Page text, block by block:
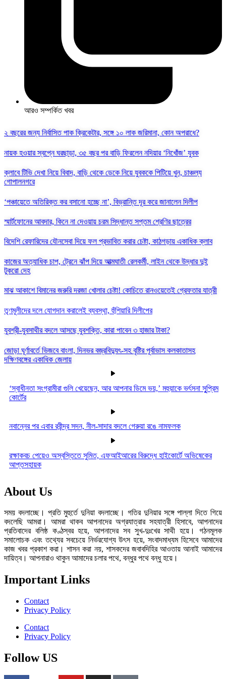
আরও সম্পর্কিত খবর
২ বছরের জন্য নির্বাসিত পাক ক্রিকেটার, সঙ্গে ১০ লাক জরিমানা, কোন অপরাধে?
নায়ক হওয়ার স্বপ্নে ঘরছাড়া, ৩৫ বছর পর বাড়ি ফিরলেন নদিয়ার ‘নিখোঁজ’ যুবক
ক্লাবে টিভি দেখা নিয়ে বিবাদ, বাড়ি থেকে ডেকে নিয়ে যুবককে পিটিয়ে খুন, চাঞ্চল্য
গোপালনগরে
‘পঞ্চায়েতে অতিরিক্ত কর বসানো হচ্ছে না’, বিভ্রান্তি দূর করে জানালেন দিলীপ
স্মার্টফোনের আবদার, কিনে না দেওয়ায় চরম সিদ্ধান্ত সপ্তম শ্রেণির ছাত্রের
বিদেশি রেফারিদের যৌনসেবা দিয়ে ফল প্রভাবিত করার চেষ্টা, কাঠগড়ায় একাধিক ক্লাব
​কাজের অত্যাধিক চাপ, ট্রেনে ঝাঁপ দিয়ে আত্মঘাতী রেলকর্মী, লাইন থেকে উদ্ধার দুই
টুকরো দেহ
মাঝ আকাশে বিমানের জরুরি দরজা খোলার চেষ্টা! কোচিতে রানওয়েতেই গ্রেফতার যাত্রী
তৃণমূলীদের দলে যোগদান করালেই ব্যবস্থা, হুঁশিয়ারি দিলীপের
যুবশ্রী-যুবসাথীর বদলে আসছে যুবশক্তি, কারা পাবেন ৩ হাজার টাকা?
জোড়া ঘূর্ণাবর্তে ভিজবে বাংলা, দিনভর বজ্রবিদ্যুৎ-সহ বৃষ্টির পূর্বাভাস কলকাতাসহ
দক্ষিণবঙ্গের একাধিক জেলায়
‘স্বাধীনতা সংগ্রামীরা গুলি খেয়েছেন, আর আপনার ডিমে ভয়,’ মহুয়াকে ভর্ৎসনা সুুপ্রিম
কোর্টের
নবান্নের পর এবার রবীন্দ্র সদন, নীল-সাদার বদলে গেরুয়া রঙে নামফলক
রক্ষাকবচ পেয়েও অস্বস্তিতে সুমিত, এফআইআরের বিরুদ্ধে হাইকোর্টে অভিষেকের
আপ্তসহায়ক
About Us
সময় বদলাচ্ছে। প্রতি মুহুর্তে দুনিয়া বদলাচ্ছে। গতির দুনিয়ার সঙ্গে পাল্লা দিতে গিয়ে
বদলেছি আমরা। আমরা থাকব আপনাদের অগ্রযাত্রার সহযাত্রী হিসাবে, আপনাদের
প্রতিবাদের বলিষ্ঠ কণ্ঠস্বর হয়ে, আপনাদের সব সুখ-দুঃখের সাথী হয়ে। গঠনমূলক
সমালোচক এবং তথ্যের সবচেয়ে নির্ভরযোগ্য উ‍ৎস হয়ে, সংবাদমাধ্যম হিসেবে আমাদের
কাজ খবর প্রকাশ করা। শাসন করা নয়, শাসকদের জবাবদিহির আওতায় আনাই আমাদের
দায়িত্ব। আপনারাও থাকুন আমাদের চলার পথে, বন্ধুর পথে বন্ধু হয়ে।
Important Links
Contact
Privacy Policy
Contact
Privacy Policy
Follow US